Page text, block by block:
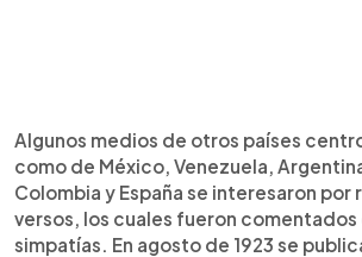
Algunos medios de otros países
como de México, Venezuela,
Colombia y España se interesaron por
versos, los cuales fueron
simpatías. En agosto de 1923 se